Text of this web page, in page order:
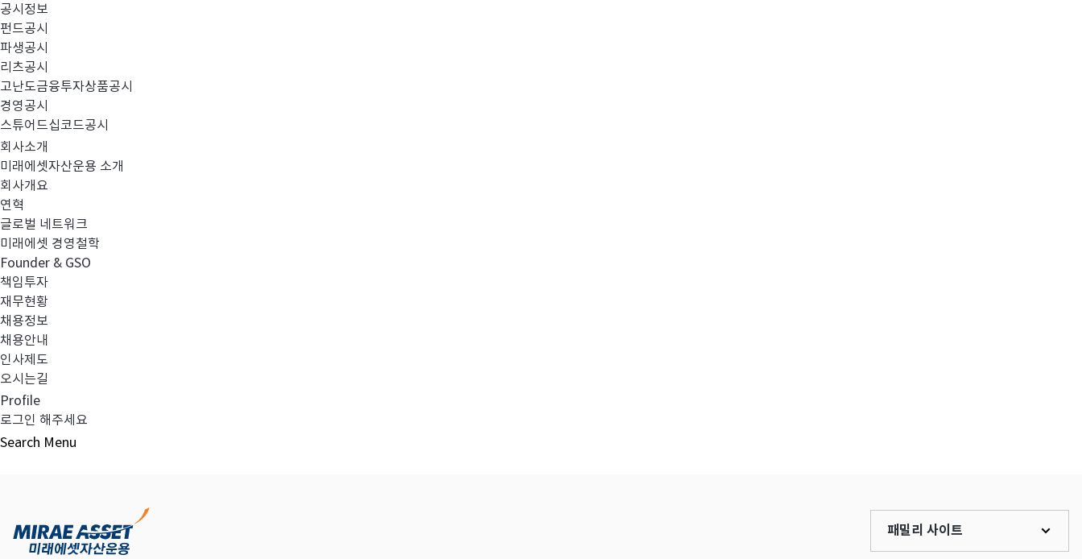
공시정보
펀드공시
파생공시
리츠공시
고난도금융투자상품공시
경영공시
스튜어드십코드공시
회사소개
미래에셋자산운용 소개
회사개요
연혁
글로벌 네트워크
미래에셋 경영철학
Founder & GSO
책임투자
재무현황
채용정보
채용안내
인사제도
오시는길
Profile
로그인 해주세요
Search Menu
이전글
다음글
목록보기
패밀리 사이트